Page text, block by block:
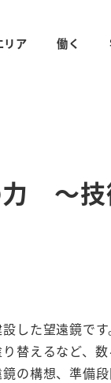
リア 働く
力 ～
した望遠鏡で
替えるなど、
の構想、準備